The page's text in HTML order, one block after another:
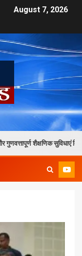
August 7, 2026
मिलेंगी